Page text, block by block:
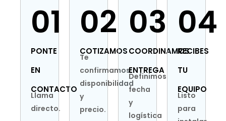
01
PONTE
EN
CONTACTO
Llama
directo.
02
COTIZAMOS
Te
confirmamos
disponibilidad
y
precio.
03
COORDINAMOS
ENTREGA
Definimos
fecha
y
logística
04
RECIBES
TU
EQUIPO
Listo
para